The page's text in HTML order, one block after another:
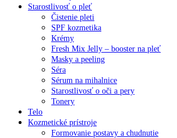
Starostlivosť o pleť
Čistenie pleti
SPF kozmetika
Krémy
Fresh Mix Jelly – booster na pleť
Masky a peeling
Séra
Sérum na mihalnice
Starostlivosť o oči a pery
Tonery
Telo
Kozmetické prístroje
Formovanie postavy a chudnutie